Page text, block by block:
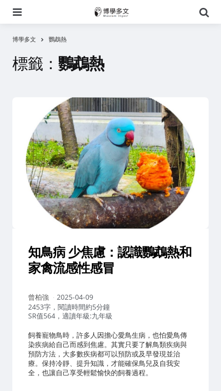
尋
博學多文 鸚鵡熱
標籤： 鸚鵡熱
知鳥病 少焦慮：認識鸚鵡熱和
家禽流感性感冒
作
者：
曾柏強
2025-04-09
2453字，閱讀時間約5分鐘
SR值564，適讀年級:九年級
飼養寵物鳥時，許多人因擔心愛鳥生病，也怕愛鳥傳
染疾病給自己而感到焦慮。其實只要了解鳥類疾病與
預防方法，大多數疾病都可以預防或及早發現並治
療。保持冷靜、提升知識，才能確保鳥兒及自我安
全，也讓自己享受輕鬆愉快的飼養過程。